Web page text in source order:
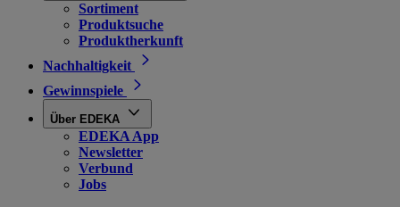
Sortiment
Produktsuche
Produktherkunft
Nachhaltigkeit
Gewinnspiele
Über EDEKA
EDEKA App
Newsletter
Verbund
Jobs